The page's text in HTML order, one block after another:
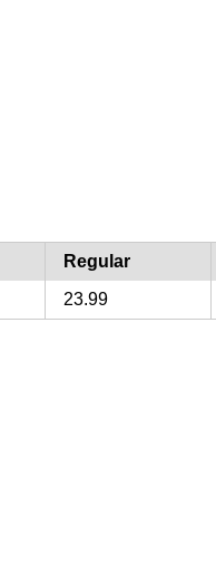
Regular
23.99